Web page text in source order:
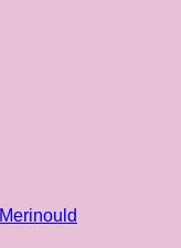
Merinould